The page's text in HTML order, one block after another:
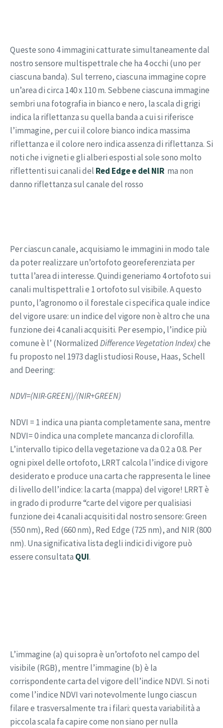
Queste sono 4 immagini catturate simultaneamente dal
nostro sensore multispettrale che ha 4 occhi (uno per
ciascuna banda). Sul terreno, ciascuna immagine copre
un’area di circa 140 x 110 m. Sebbene ciascuna immagine
sembri una fotografia in bianco e nero, la scala di grigi
indica la riflettanza su quella banda a cui si riferisce
l’immagine, per cui il colore bianco indica massima
riflettanza e il colore nero indica assenza di riflettanza. Si
noti che i vigneti e gli alberi esposti al sole sono molto
riflettenti sui canali del Red Edge e del NIR ma non
danno riflettanza sul canale del rosso
Per ciascun canale, acquisiamo le immagini in modo tale
da poter realizzare un’ortofoto georeferenziata per
tutta l’area di interesse. Quindi generiamo 4 ortofoto sui
canali multispettrali e 1 ortofoto sul visibile. A questo
punto, l’agronomo o il forestale ci specifica quale indice
del vigore usare: un indice del vigore non è altro che una
funzione dei 4 canali acquisiti. Per esempio, l’indice più
comune è l’ (Normalized Difference Vegetation Index)che
fu proposto nel 1973 dagli studiosi Rouse, Haas, Schell
and Deering:
NDVI=(NIR-GREEN)/(NIR+GREEN)
NDVI = 1 indica una pianta completamente sana, mentre
NDVI= 0 indica una complete mancanza di clorofilla.
L’intervallo tipico della vegetazione va da 0.2 a 0.8. Per
ogni pixel delle ortofoto, LRRT calcola l’indice di vigore
desiderato e produce una carta che rappresenta le linee
di livello dell’indice: la carta (mappa) del vigore! LRRT è
in grado di produrre “carte del vigore per qualisiasi
funzione dei 4 canali acquisiti dal nostro sensore: Green
(550 nm), Red (660 nm), Red Edge (725 nm), and NIR (800
nm). Una significativa lista degli indici di vigore può
essere consultata QUI.
L’immagine (a) qui sopra è un’ortofoto nel campo del
visibile (RGB), mentre l’immagine (b) è la
corrispondente carta del vigore dell’indice NDVI. Si noti
come l’indice NDVI vari notevolmente lungo ciascun
filare e trasversalmente tra i filari: questa variabilità a
piccola scala fa capire come non siano per nulla